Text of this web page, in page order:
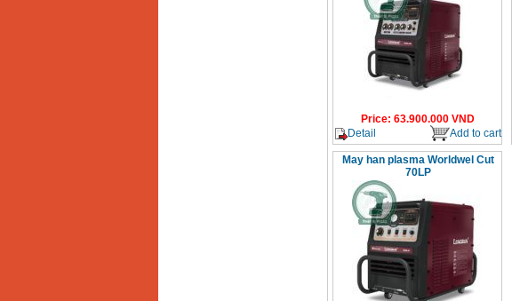
Price: 63.900.000 VND
Detail
Add to cart
May han plasma Worldwel Cut
70LP